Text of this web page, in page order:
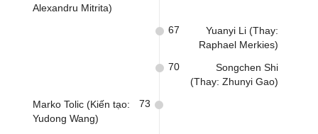
Alexandru Mitrita)
Yuanyi Li (Thay:
Raphael Merkies)
67
Songchen Shi
(Thay: Zhunyi Gao)
70
Marko Tolic (Kiến tạo:
Yudong Wang)
73